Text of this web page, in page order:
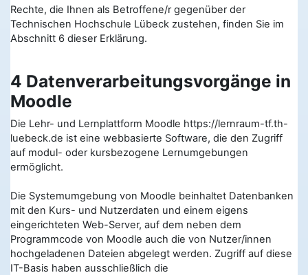
Rechte, die Ihnen als Betroffene/r gegenüber der
Technischen Hochschule Lübeck zustehen, finden Sie im
Abschnitt 6 dieser Erklärung.
4 Datenverarbeitungsvorgänge in
Moodle
Die Lehr- und Lernplattform Moodle https://lernraum-tf.th-
luebeck.de ist eine webbasierte Software, die den Zugriff
auf modul- oder kursbezogene Lernumgebungen
ermöglicht.
Die Systemumgebung von Moodle beinhaltet Datenbanken
mit den Kurs- und Nutzerdaten und einem eigens
eingerichteten Web-Server, auf dem neben dem
Programmcode von Moodle auch die von Nutzer/innen
hochgeladenen Dateien abgelegt werden. Zugriff auf diese
IT-Basis haben ausschließlich die